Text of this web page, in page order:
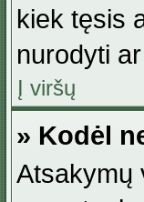
kiek tęsis
nurodyti
Į viršų
» Kodėl
Atsakymų